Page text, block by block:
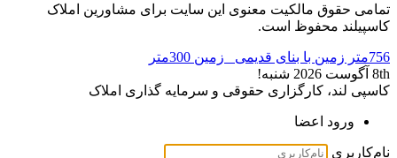
تمامی حقوق مالکیت معنوی این ‌سایت برای مشاورین املاک
کاسپیلند محفوظ است.
756متر زمین با بنای قدیمی
زمین 300متر
8th آگوست 2026
شنبه!
کاسپی لند، کارگزاری حقوقی و سرمایه گذاری املاک
ورود اعضا
نام‌کاربری